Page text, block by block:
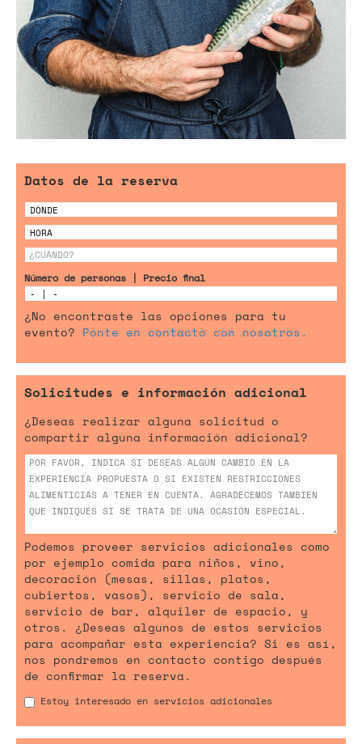
Datos de la reserva
Número de personas | Precio final
¿No encontraste las opciones para tu
evento? Ponte en contacto con nosotros.
Solicitudes e información adicional
¿Deseas realizar alguna solicitud o
compartir alguna información adicional?
Podemos proveer servicios adicionales como
por ejemplo comida para niños, vino,
decoración (mesas, sillas, platos,
cubiertos, vasos), servicio de sala,
servicio de bar, alquiler de espacio, y
otros. ¿Deseas algunos de estos servicios
para acompañar esta experiencia? Si es así,
nos pondremos en contacto contigo después
de confirmar la reserva.
Estoy interesado en servicios adicionales